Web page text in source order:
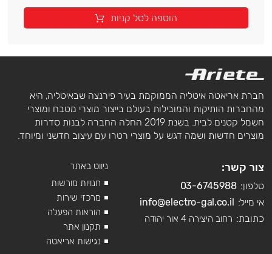
הוספה לסל קניות
חברת אריאטה איטליה הממוקמת בעיר פירנצה שבאיטליה, היא
מהחברות הותיקות והמובילות בעולם בייצור מוצרי מטבח ומוצרי
חשמל קטנים לבית. בשנת 2019 החלה החברה לבנות סדרות
מוצרים חדשות ושמה דגש על מוצרי רטרו עם עיצוב חדשני ומיוחד.
צור קשר:
טלפון: 03-6745988
אי מייל: info@electro-gal.co.il
כתובת: רחוב היצירה 4 אור יהודה
ניווט באתר
חנויות מורשות
מרכזי שירות
הוראות הפעלה
תקנון אתר
נגישות אריאטה